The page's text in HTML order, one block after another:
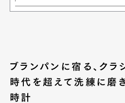
ブランパンに宿る、クラ
時代を超えて洗練に磨
時計